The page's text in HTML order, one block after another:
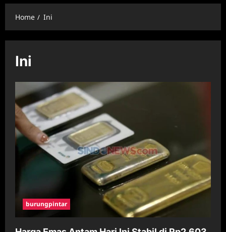
Home Ini
Ini
burungpintar